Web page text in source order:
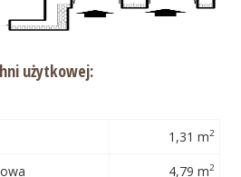
użytkowej:
1,31 m2
4,79 m2